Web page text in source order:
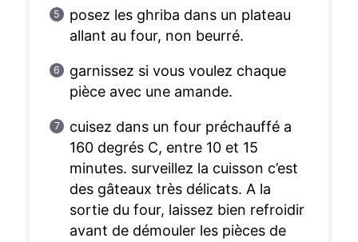
posez les ghriba dans un plateau
allant au four, non beurré.
garnissez si vous voulez chaque
pièce avec une amande.
cuisez dans un four préchauffé a
160 degrés C, entre 10 et 15
minutes. surveillez la cuisson c’est
des gâteaux très délicats. A la
sortie du four, laissez bien refroidir
avant de démouler les pièces de